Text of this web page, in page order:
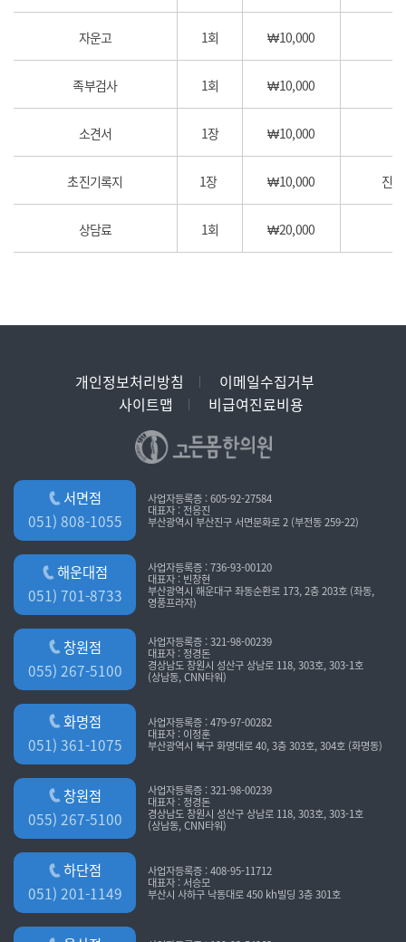
자운고 1회 ₩10,000
족부검사 1회 ₩10,000
소견서 1장 ₩10,000
초진기록지 1장 ₩10,000 진
상담료 1회 ₩20,000
개인정보처리방침
이메일수집거부
사이트맵
비급여진료비용
서면점
051) 808-1055
사업자등록증 : 605-92-27584
대표자 : 전응진
부산광역시 부산진구 서면문화로 2 (부전동 259-22)
해운대점
051) 701-8733
사업자등록증 : 736-93-00120
대표자 : 빈창현
부산광역시 해운대구 좌동순환로 173, 2층 203호 (좌동,
영풍프라자)
창원점
055) 267-5100
사업자등록증 : 321-98-00239
대표자 : 정경돈
경상남도 창원시 성산구 상남로 118, 303호, 303-1호
(상남동, CNN타워)
화명점
051) 361-1075
사업자등록증 : 479-97-00282
대표자 : 이정훈
부산광역시 북구 화명대로 40, 3층 303호, 304호 (화명동)
창원점
055) 267-5100
사업자등록증 : 321-98-00239
대표자 : 정경돈
경상남도 창원시 성산구 상남로 118, 303호, 303-1호
(상남동, CNN타워)
하단점
051) 201-1149
사업자등록증 : 408-95-11712
대표자 : 서승모
부산시 사하구 낙동대로 450 kh빌딩 3층 301호